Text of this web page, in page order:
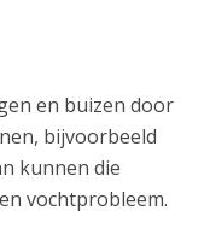
en buizen door
bijvoorbeeld
kunnen die
vochtprobleem.